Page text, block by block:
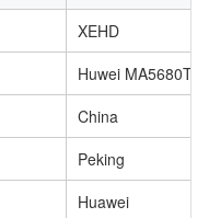
XEHD
Huwei MA5680T
China
Peking
Huawei